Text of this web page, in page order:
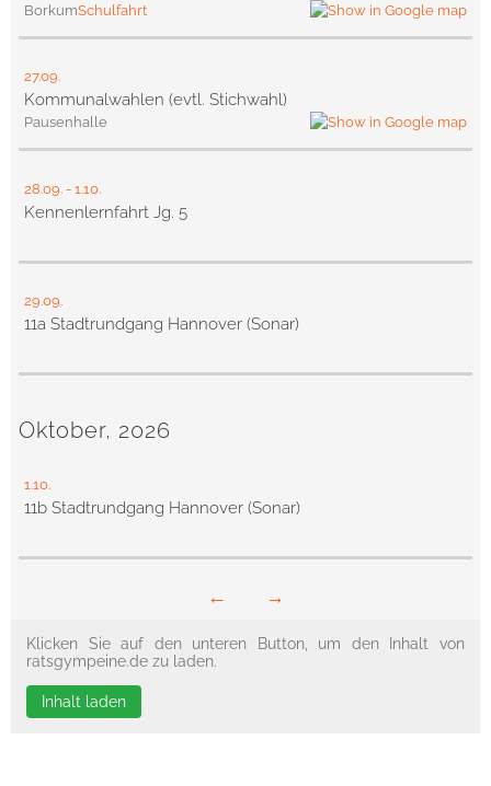
BorkumSchulfahrt
27.09.
Kommunalwahlen (evtl. Stichwahl)
Pausenhalle
28.09. - 1.10.
Kennenlernfahrt Jg. 5
29.09.
11a Stadtrundgang Hannover (Sonar)
Oktober, 2026
1.10.
11b Stadtrundgang Hannover (Sonar)
← →
Klicken Sie auf den unteren Button, um den Inhalt von
ratsgympeine.de zu laden.
Inhalt laden